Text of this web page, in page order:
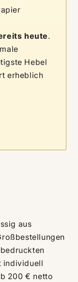
heute.
Hebel
erheblich
aus
individuell
200 € netto